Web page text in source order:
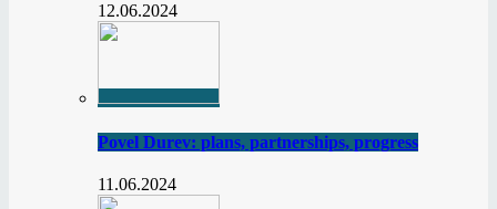
12.06.2024
Povel Durev: plans, partnerships, progress
11.06.2024